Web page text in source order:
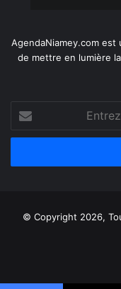
AgendaNiamey.com
de mettre en lumière
votre
adresse
© Copyright 2026,